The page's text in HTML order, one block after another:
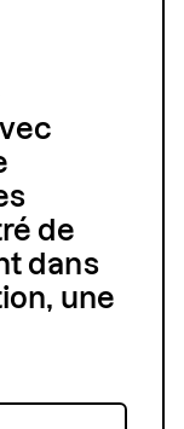
de
dans
une